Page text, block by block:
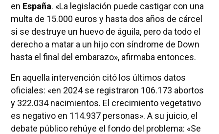
en España. «La legislación puede castigar con una
multa de 15.000 euros y hasta dos años de cárcel
si se destruye un huevo de águila, pero da todo el
derecho a matar a un hijo con síndrome de Down
hasta el final del embarazo», afirmaba entonces.
En aquella intervención citó los últimos datos
oficiales: «en 2024 se registraron 106.173 abortos
y 322.034 nacimientos. El crecimiento vegetativo
es negativo en 114.937 personas». A su juicio, el
debate público rehúye el fondo del problema: «Se